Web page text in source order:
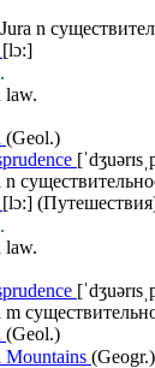
Jura n
[lɔ:]
.
law.
(Geol.)
n
[lɔ:]
.
law.
m
(Geol.)
Mountains (Geogr.)